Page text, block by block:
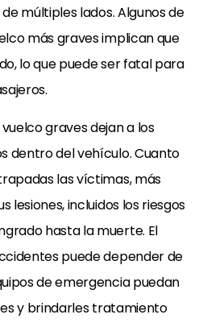
múltiples lados. Algunos de
más graves implican que
lo que puede ser fatal para
graves dejan a los
dentro del vehículo. Cuanto
las víctimas, más
lesiones, incluidos los riesgos
hasta la muerte. El
puede depender de
de emergencia puedan
y brindarles tratamiento